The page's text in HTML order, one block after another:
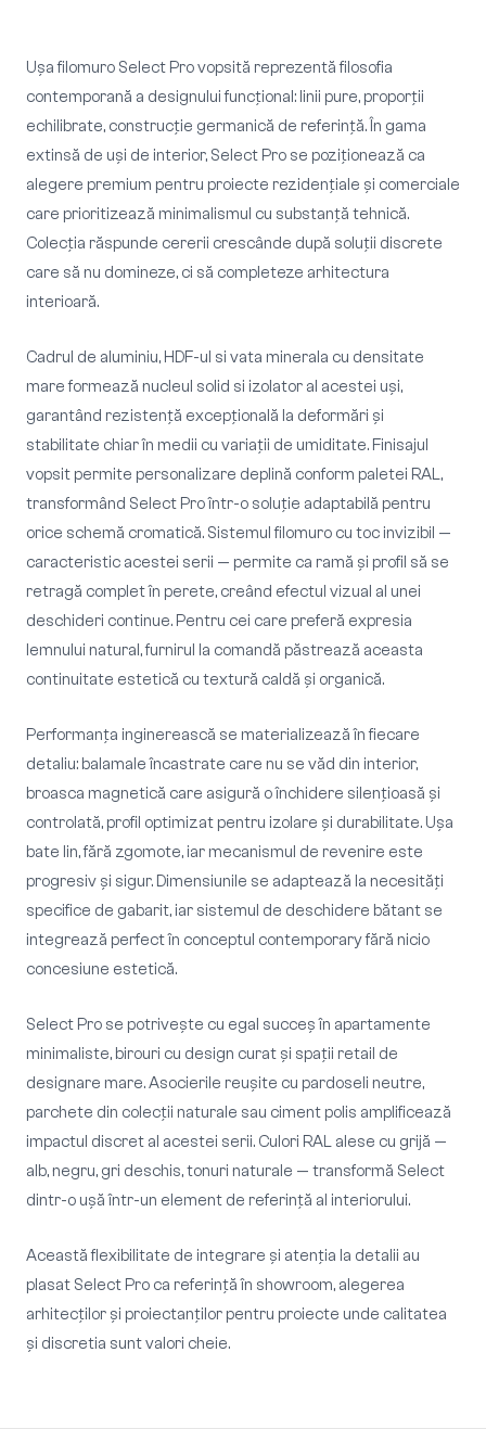
Ușa filomuro Select Pro vopsită reprezentă filosofia
contemporană a designului funcțional: linii pure, proporții
echilibrate, construcție germanică de referință. În gama
extinsă de uși de interior, Select Pro se poziționează ca
alegere premium pentru proiecte rezidențiale și comerciale
care prioritizează minimalismul cu substanță tehnică.
Colecția răspunde cererii crescânde după soluții discrete
care să nu domineze, ci să completeze arhitectura
interioară.
Cadrul de aluminiu, HDF-ul si vata minerala cu densitate
mare formează nucleul solid si izolator al acestei uși,
garantând rezistență excepțională la deformări și
stabilitate chiar în medii cu variații de umiditate. Finisajul
vopsit permite personalizare deplină conform paletei RAL,
transformând Select Pro într-o soluție adaptabilă pentru
orice schemă cromatică. Sistemul filomuro cu toc invizibil —
caracteristic acestei serii — permite ca ramă și profil să se
retragă complet în perete, creând efectul vizual al unei
deschideri continue. Pentru cei care preferă expresia
lemnului natural, furnirul la comandă păstrează aceasta
continuitate estetică cu textură caldă și organică.
Performanța inginerească se materializează în fiecare
detaliu: balamale încastrate care nu se văd din interior,
broasca magnetică care asigură o închidere silențioasă și
controlată, profil optimizat pentru izolare și durabilitate. Ușa
bate lin, fără zgomote, iar mecanismul de revenire este
progresiv și sigur. Dimensiunile se adaptează la necesități
specifice de gabarit, iar sistemul de deschidere bătant se
integrează perfect în conceptul contemporary fără nicio
concesiune estetică.
Select Pro se potrivește cu egal succeș în apartamente
minimaliste, birouri cu design curat și spații retail de
designare mare. Asocierile reușite cu pardoseli neutre,
parchete din colecții naturale sau ciment polis amplificează
impactul discret al acestei serii. Culori RAL alese cu grijă —
alb, negru, gri deschis, tonuri naturale — transformă Select
dintr-o ușă într-un element de referință al interiorului.
Această flexibilitate de integrare și atenția la detalii au
plasat Select Pro ca referință în showroom, alegerea
arhitecților și proiectanților pentru proiecte unde calitatea
și discretia sunt valori cheie.